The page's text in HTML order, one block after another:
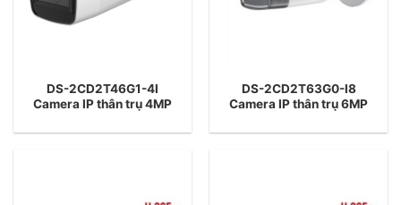
DS-2CD2T46G1-4I
Camera IP thân trụ 4MP
DS-2CD2T63G0-I8
Camera IP thân trụ 6MP